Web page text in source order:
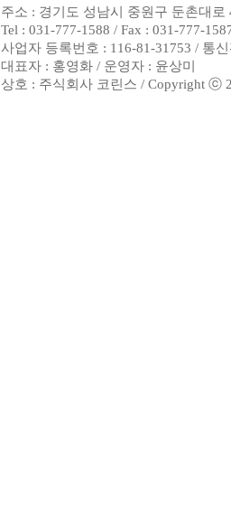
주소 : 경기도 성남시 중원구 둔촌대
Tel : 031-777-1588 / Fax : 031-777-
사업자 등록번호 : 116-81-31753 / 통
대표자 : 홍영화 / 운영자 : 윤상미
상호 : 주식회사 코린스 / Copyright ⓒ